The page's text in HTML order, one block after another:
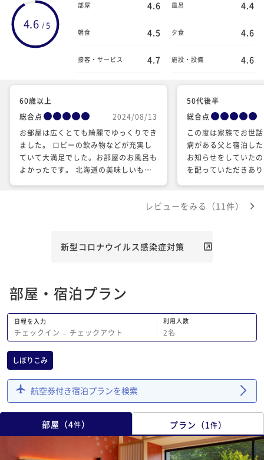
4.6 / 5
部屋 4.6 風呂 4.4
朝食 4.5 夕食 4.6
接客・サービス 4.7 施設・設備 4.6
60歳以上
総合点
2024/08/13
お部屋は広くとても綺麗でゆっくりでき
ました。 ロビーの飲み物などが充実し
ていて大満足でした。お部屋のお風呂も
よかったです。 北海道の美味しいもの
50代後半
総合点
この度は家族でお世
病がある父と宿泊し
お知らせをしていた
を配っていただきあ
レビューをみる（11件）
新型コロナウイルス感染症対策
部屋・宿泊プラン
日程を入力
チェックイン − チェックアウト
利用人数
2名
しぼりこみ
航空券付き宿泊プランを検索
部屋 （4件） プラン （1 件）